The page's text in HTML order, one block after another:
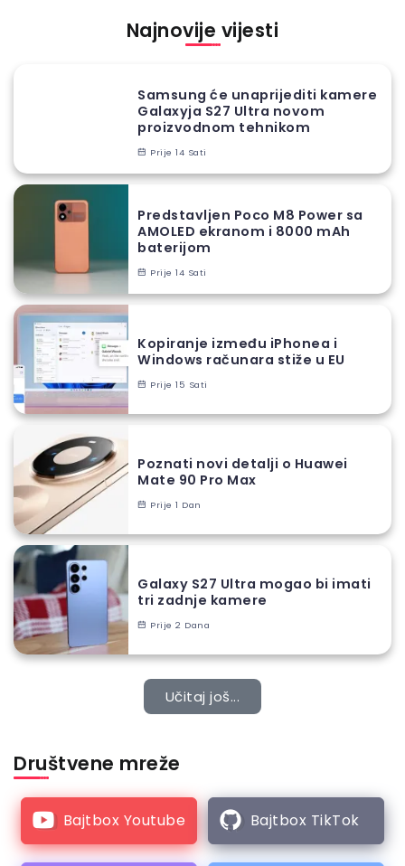
Najnovije vijesti
Samsung će unaprijediti kamere
Galaxyja S27 Ultra novom
proizvodnom tehnikom
Prije 14 Sati
Predstavljen Poco M8 Power sa
AMOLED ekranom i 8000 mAh
baterijom
Prije 14 Sati
Kopiranje između iPhonea i
Windows računara stiže u EU
Prije 15 Sati
Poznati novi detalji o Huawei
Mate 90 Pro Max
Prije 1 Dan
Galaxy S27 Ultra mogao bi imati
tri zadnje kamere
Prije 2 Dana
Učitaj još...
Društvene mreže
Bajtbox Youtube Bajtbox TikTok